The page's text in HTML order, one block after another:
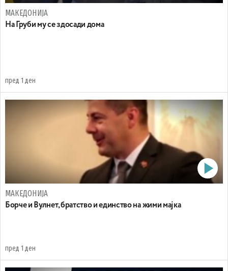
МАКЕДОНИЈА
На Груби му се здосади дома
пред 1 ден
МАКЕДОНИЈА
Борче и Вулнет, братство и единство на жими мајка
пред 1 ден